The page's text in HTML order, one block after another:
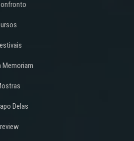
Memoriam
Delas